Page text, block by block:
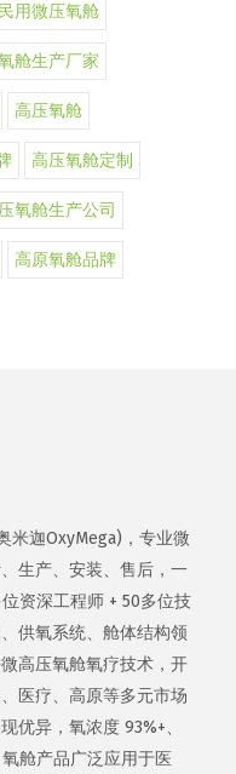
民用微压氧舱
舱生产厂家
高压氧舱
高压氧舱定制
氧舱生产公司
高原氧舱品牌
米迦OxyMega)，专业微
生产、安装、售后，一
资深工程师 + 50多位技
供氧系统、舱体结构领
高压氧舱氧疗技术，开
医疗、高原等多元市场
优异，氧浓度 93%+、
舱产品广泛应用于医